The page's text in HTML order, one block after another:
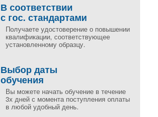
В соответствии
с гос. стандартами
Получаете удостоверение о повышении
квалификации, соответствующее
установленному образцу.
Выбор даты
обучения
Вы можете начать обучение в течение
3х дней с момента поступления оплаты
в любой удобный день.